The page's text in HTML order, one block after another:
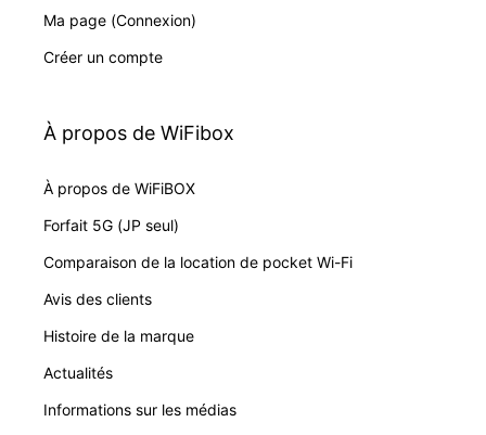
Ma page (Connexion)
Créer un compte
À propos de WiFibox
À propos de WiFiBOX
Forfait 5G (JP seul)
Comparaison de la location de pocket Wi-Fi
Avis des clients
Histoire de la marque
Actualités
Informations sur les médias